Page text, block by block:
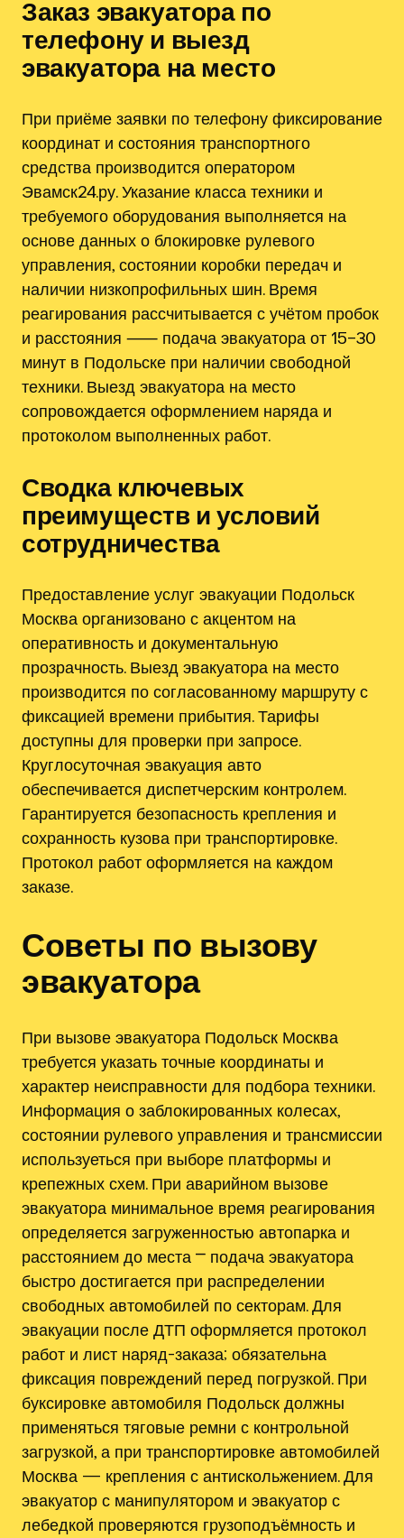
Заказ эвакуатора по
телефону и выезд
эвакуатора на место
При приёме заявки по телефону фиксирование
координат и состояния транспортного
средства производится оператором
Эвамск24.ру. Указание класса техники и
требуемого оборудования выполняется на
основе данных о блокировке рулевого
управления, состоянии коробки передач и
наличии низкопрофильных шин. Время
реагирования рассчитывается с учётом пробок
и расстояния ⸺ подача эвакуатора от 15–30
минут в Подольске при наличии свободной
техники. Выезд эвакуатора на место
сопровождается оформлением наряда и
протоколом выполненных работ.
Сводка ключевых
преимуществ и условий
сотрудничества
Предоставление услуг эвакуации Подольск
Москва организовано с акцентом на
оперативность и документальную
прозрачность. Выезд эвакуатора на место
производится по согласованному маршруту с
фиксацией времени прибытия. Тарифы
доступны для проверки при запросе.
Круглосуточная эвакуация авто
обеспечивается диспетчерским контролем.
Гарантируется безопасность крепления и
сохранность кузова при транспортировке.
Протокол работ оформляется на каждом
заказе.
Советы по вызову
эвакуатора
При вызове эвакуатора Подольск Москва
требуется указать точные координаты и
характер неисправности для подбора техники.
Информация о заблокированных колесах,
состоянии рулевого управления и трансмиссии
используеться при выборе платформы и
крепежных схем. При аварийном вызове
эвакуатора минимальное время реагирования
определяется загруженностью автопарка и
расстоянием до места ⎻ подача эвакуатора
быстро достигается при распределении
свободных автомобилей по секторам. Для
эвакуации после ДТП оформляется протокол
работ и лист наряд-заказа; обязательна
фиксация повреждений перед погрузкой. При
буксировке автомобиля Подольск должны
применяться тяговые ремни с контрольной
загрузкой, а при транспортировке автомобилей
Москва — крепления с антискольжением. Для
эвакуатор с манипулятором и эвакуатор с
лебедкой проверяются грузоподъёмность и